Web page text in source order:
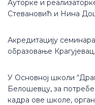
Ауторке и
Стевановић и Нина
Акредитацију
образовање Крагујевац.
У Основној школи
Белошевцу, за
кадра ове школе,